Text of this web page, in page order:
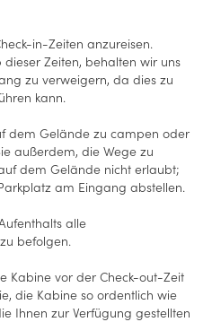
in-Zeiten anzureisen.
Zeiten, behalten wir uns
zu verweigern, da dies zu
kann.
dem Gelände zu campen oder
außerdem, die Wege zu
dem Gelände nicht erlaubt;
am Eingang abstellen.
alle
befolgen.
Kabine vor der Check-out-Zeit
die Kabine so ordentlich wie
Ihnen zur Verfügung gestellten